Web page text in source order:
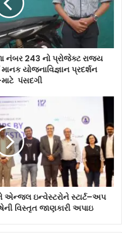
નંબર 243 નો પ્રોજેક્ટ રાજ્ય
યોજનાવિજ્ઞાન પ્રદર્શન
પંસદગી
એન્જલ ઇન્વેસ્ટરોને સ્ટાર્ટ–અપ
વિસ્તૃત જાણકારી અપાઇ